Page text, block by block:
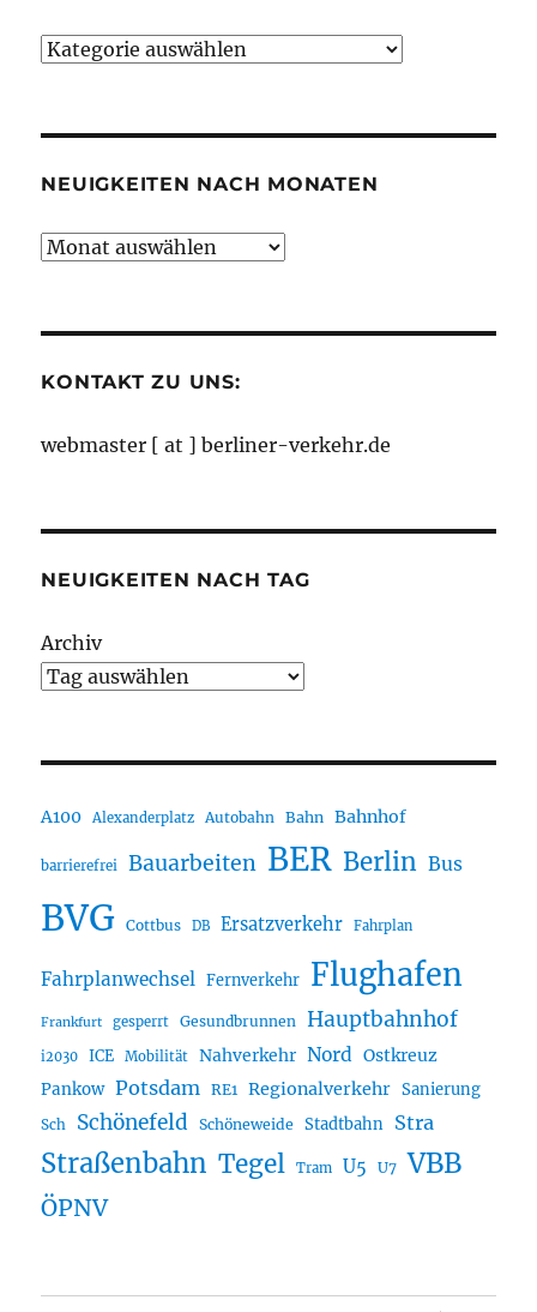
Neuigkeiten
NEUIGKEITEN NACH MONATEN
Neuigkeiten
KONTAKT ZU UNS:
webmaster [ at ] berliner-verkehr.de
NEUIGKEITEN NACH TAG
Archiv
A100 Alexanderplatz Autobahn Bahn Bahnhof
barrierefrei Bauarbeiten BER Berlin Bus
BVG Cottbus DB Ersatzverkehr Fahrplan
Fahrplanwechsel Fernverkehr Flughafen
Frankfurt gesperrt Gesundbrunnen Hauptbahnhof
i2030 ICE Mobilität Nahverkehr Nord Ostkreuz
Pankow Potsdam RE1 Regionalverkehr Sanierung
Sch Schönefeld Schöneweide Stadtbahn Stra
Straßenbahn Tegel Tram U5 U7 VBB
ÖPNV